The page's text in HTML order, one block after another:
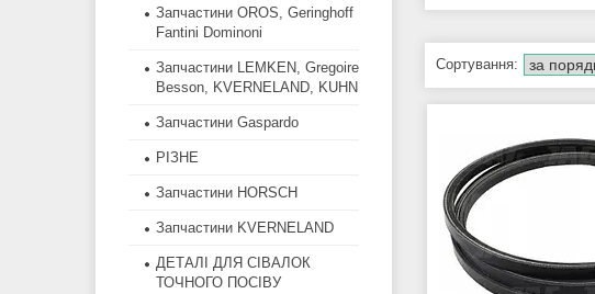
Запчастини OROS, Geringhoff
Fantini Dominoni
Запчастини LEMKEN, Gregoire
Besson, KVERNELAND, KUHN
Запчастини Gaspardo
РІЗНЕ
Запчастини HORSCH
Запчастини KVERNELAND
ДЕТАЛІ ДЛЯ СІВАЛОК
ТОЧНОГО ПОСІВУ